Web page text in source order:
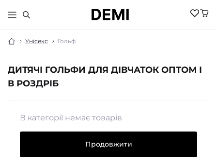
Унісекс Гольф
ДИТЯЧІ ГОЛЬФИ ДЛЯ ДІВЧАТОК ОПТОМ І
В РОЗДРІБ
В категорії немає товарів
Продовжити
МАЛЮКАМ
РОЗПРОДАЖ
БІЛИЗНА ПІЖАМИ
ДІВЧИНКА
НОВИНКИ
РОЗПРОДАЖ